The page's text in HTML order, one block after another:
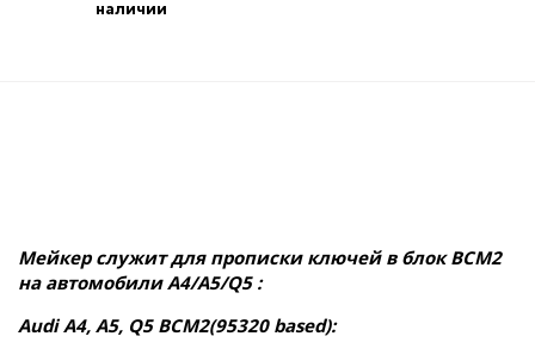
наличии
Мейкер служит для прописки ключей в блок BCM2
на автомобили A4/A5/Q5 :
Audi A4, A5, Q5 BCM2(95320 based):